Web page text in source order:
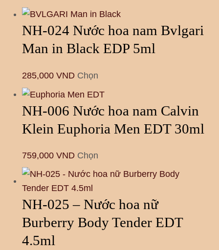
NH-024 Nước hoa nam Bvlgari
Man in Black EDP 5ml
285,000 VND Chọn
NH-006 Nước hoa nam Calvin
Klein Euphoria Men EDT 30ml
759,000 VND Chọn
NH-025 – Nước hoa nữ
Burberry Body Tender EDT
4.5ml